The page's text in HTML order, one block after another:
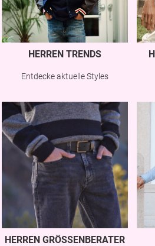
HERREN TRENDS
Entdecke aktuelle Styles
HERREN GRÖSSENBERATER